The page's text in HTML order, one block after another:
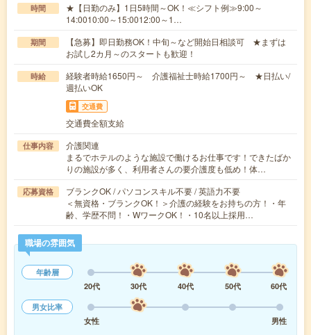
時間
★【日勤のみ】1日5時間～OK！≪シフト例≫9:00～
14:0010:00～15:0012:00～1…
期間
【急募】即日勤務OK！中旬～など開始日相談可 ★まずは
お試し2カ月～のスタートも歓迎！
時給
経験者時給1650円～ 介護福祉士時給1700円～ ★日払い/
週払いOK
交通費
交通費全額支給
仕事内容
介護関連
まるでホテルのような施設で働けるお仕事です！できたばか
りの施設が多く、利用者さんの要介護度も低め！体…
応募資格
ブランクOK / パソコンスキル不要 / 英語力不要
＜無資格・ブランクOK！＞介護の経験をお持ちの方！・年
齢、学歴不問！・WワークOK！・10名以上採用…
職場の雰囲気
年齢層
20代
30代 40代 50代
60代
男女比率
女性
男性